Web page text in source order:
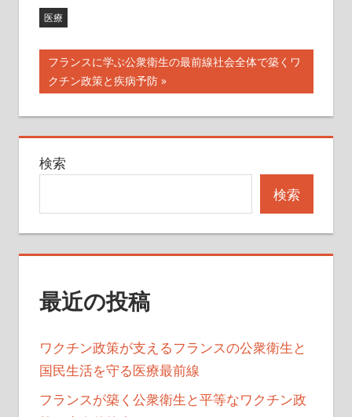
医療
投
稿
ナ
ビ
ー
シ
ン
次
の
事:
フランスに学ぶ公衆衛生の最前線社会全体で築くワ
クチン政策と疾病予防
検索
検索
最近の投稿
ワクチン政策が支えるフランスの公衆衛生と
国民生活を守る医療最前線
フランスが築く公衆衛生と平等なワクチン政